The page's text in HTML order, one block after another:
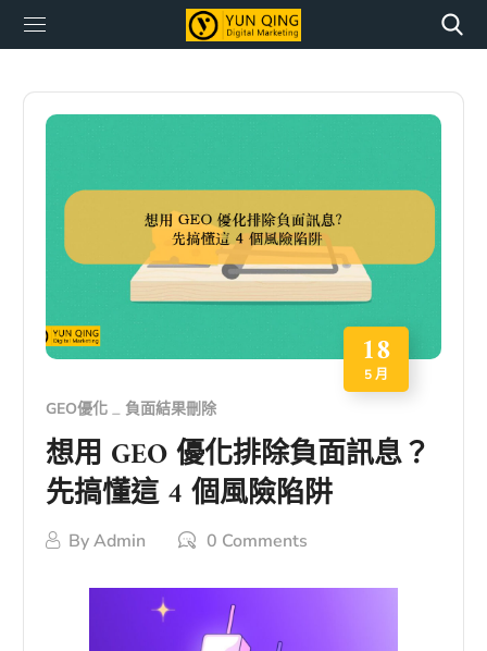
18
5 月
GEO優化 負面結果刪除
想用 GEO 優化排除負面訊息？
先搞懂這 4 個風險陷阱
ByAdmin 0 Comments